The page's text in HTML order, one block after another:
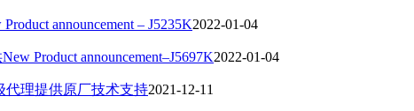
announcement – J5235K2022-01-04
Product announcement–J5697K2022-01-04
代理提供原厂技术支持2021-12-11